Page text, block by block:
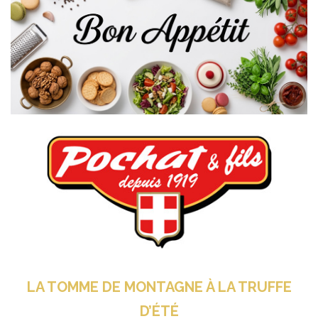
LA TOMME DE MONTAGNE À LA TRUFFE
D’ÉTÉ